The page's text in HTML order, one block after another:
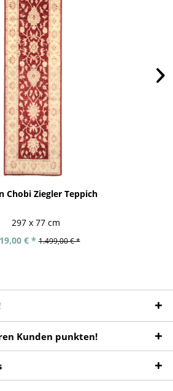
Chobi Ziegler Teppich
297 x 77 cm
€ * 1.499,00 € *
Kunden punkten!